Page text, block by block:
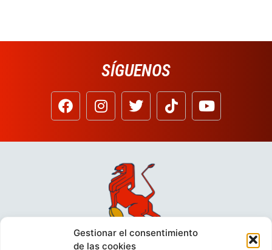
Gestionar el consentimiento
de las cookies
SÍGUENOS